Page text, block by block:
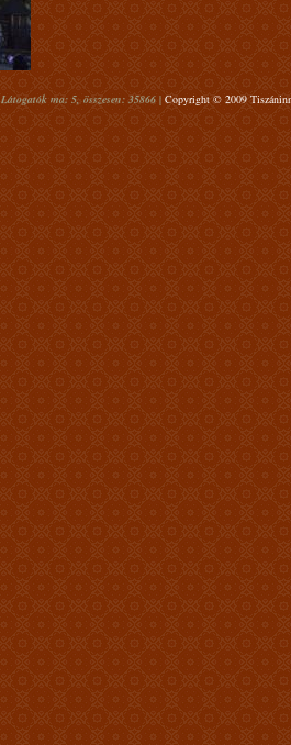
Látogatók ma: 5, összesen: 35866 | Copyright © 2009